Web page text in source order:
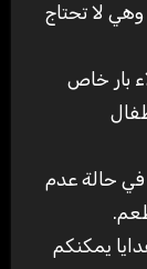
لا تحتاج
بار خاص
حالة عدم
يمكنكم